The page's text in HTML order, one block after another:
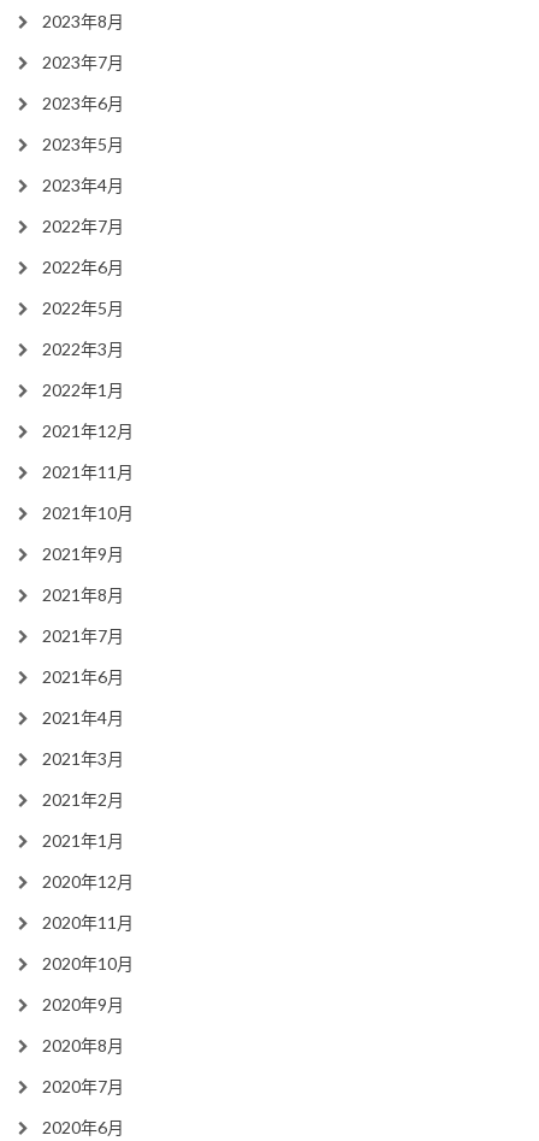
2023年8月
2023年7月
2023年6月
2023年5月
2023年4月
2022年7月
2022年6月
2022年5月
2022年3月
2022年1月
2021年12月
2021年11月
2021年10月
2021年9月
2021年8月
2021年7月
2021年6月
2021年4月
2021年3月
2021年2月
2021年1月
2020年12月
2020年11月
2020年10月
2020年9月
2020年8月
2020年7月
2020年6月